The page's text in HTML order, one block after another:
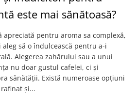
este mai sănătoasă?
apreciată pentru aroma sa complexă,
să o îndulcească pentru a-i
Alegerea zahărului sau a unui
nu doar gustul cafelei, ci și
sănătății. Există numeroase opțiuni
și...